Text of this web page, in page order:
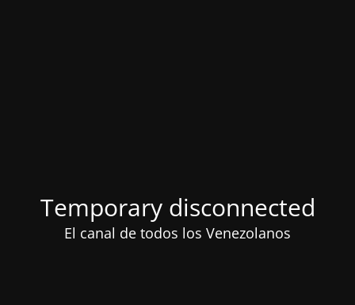
Temporary disconnected
El canal de todos los Venezolanos